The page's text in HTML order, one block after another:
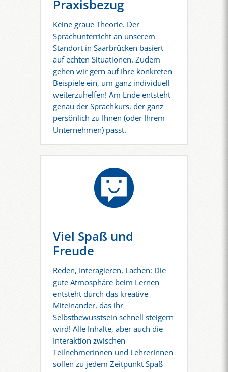
Praxisbezug
Keine graue Theorie. Der
Sprachunterricht an unserem
Standort in Saarbrücken basiert
auf echten Situationen. Zudem
gehen wir gern auf Ihre konkreten
Beispiele ein, um ganz individuell
weiterzuhelfen! Am Ende entsteht
genau der Sprachkurs, der ganz
persönlich zu Ihnen (oder Ihrem
Unternehmen) passt.
Viel Spaß und
Freude
Reden, Interagieren, Lachen: Die
gute Atmosphäre beim Lernen
entsteht durch das kreative
Miteinander, das ihr
Selbstbewusstsein schnell steigern
wird! Alle Inhalte, aber auch die
Interaktion zwischen
TeilnehmerInnen und LehrerInnen
sollen zu jedem Zeitpunkt Spaß